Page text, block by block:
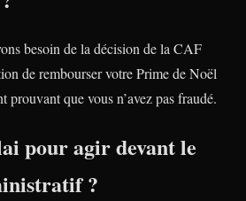
besoin de la décision de la CAF
de rembourser votre Prime de Noël
que vous n’avez pas fraudé.
pour agir devant le
?